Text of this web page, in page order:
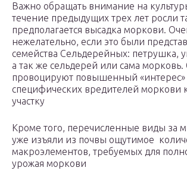
Важно обращать внимание на
течение предыдущих трех лет росли
предполагается высадка моркови.
нежелательно, если это были
семейства Сельдерейных: петрушка,
а так же сельдерей или сама
провоцируют повышенный «интерес»
специфических вредителей моркови
участку
Кроме того, перечисленные виды за
уже изъяли из почвы ощутимое
макроэлементов, требуемых для
урожая моркови